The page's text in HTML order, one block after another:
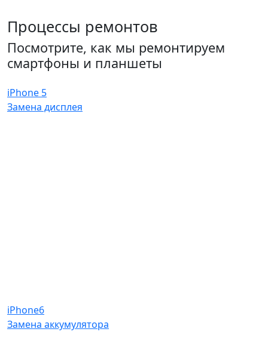
Процессы ремонтов
Посмотрите, как мы ремонтируем
смартфоны и планшеты
iPhone 5
Замена дисплея
iPhone6
Замена аккумулятора